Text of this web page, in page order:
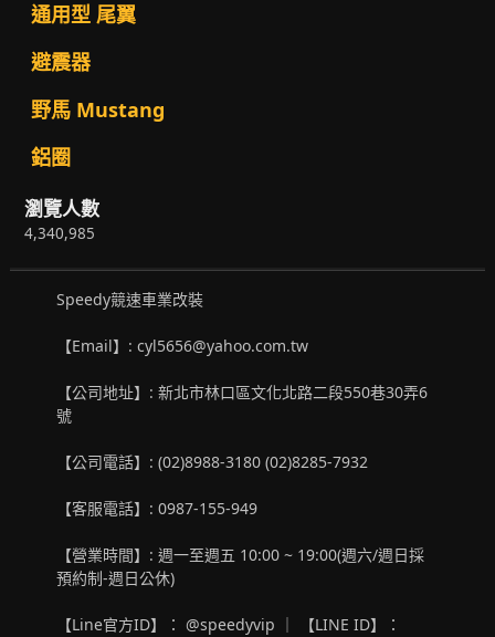
通用型 尾翼
避震器
野馬 Mustang
鋁圈
瀏覽人數
4,340,985
Speedy競速車業改裝
【Email】: cyl5656@yahoo.com.tw
【公司地址】: 新北市林口區文化北路二段550巷30弄6
號
【公司電話】: (02)8988-3180 (02)8285-7932
【客服電話】: 0987-155-949
【營業時間】: 週一至週五 10:00 ~ 19:00(週六/週日採
預約制-週日公休)
【Line官方ID】： @speedyvip ｜ 【LINE ID】：